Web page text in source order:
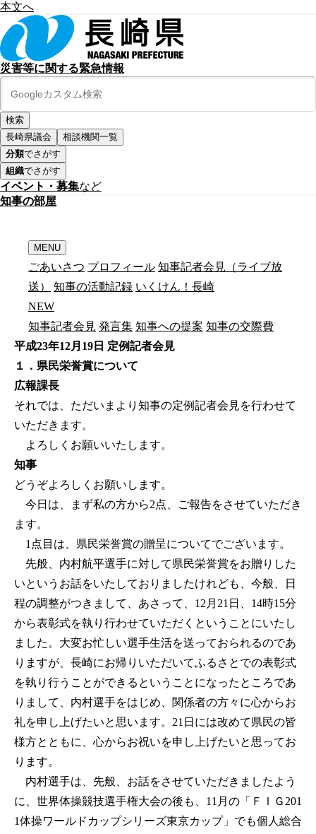
本文へ
災害等に関する緊急情報
長崎県議会
相談機関一覧
分類でさがす
組織でさがす
イベント・募集など
知事の部屋
MENU
ごあいさつ プロフィール 知事記者会見（ライブ放
送）
知事の活動記録 いくけん！長崎
NEW
知事記者会見 発言集 知事への提案 知事の交際費
平成23年12月19日 定例記者会見
１．県民栄誉賞について
広報課長
それでは、ただいまより知事の定例記者会見を行わせて
いただきます。
よろしくお願いいたします。
知事
どうぞよろしくお願いします。
今日は、まず私の方から2点、ご報告をさせていただき
ます。
1点目は、県民栄誉賞の贈呈についてでございます。
先般、内村航平選手に対して県民栄誉賞をお贈りした
いというお話をいたしておりましたけれども、今般、日
程の調整がつきまして、あさって、12月21日、14時15分
から表彰式を執り行わせていただくということにいたし
ました。大変お忙しい選手生活を送っておられるのであ
りますが、長崎にお帰りいただいてふるさとでの表彰式
を執り行うことができるということになったところであ
りまして、内村選手をはじめ、関係者の方々に心からお
礼を申し上げたいと思います。21日には改めて県民の皆
様方とともに、心からお祝いを申し上げたいと思ってお
ります。
内村選手は、先般、お話をさせていただきましたよう
に、世界体操競技選手権大会の後も、11月の「ＦＩＧ201
1体操ワールドカップシリーズ東京カップ」でも個人総合